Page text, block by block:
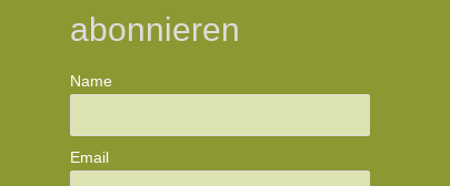
abonnieren
Name
Email